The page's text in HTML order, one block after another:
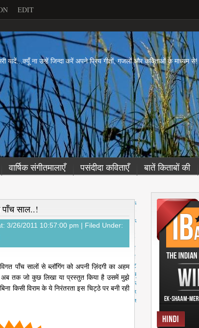
EDIT
यादें...क्यूँ ना उन्हें जिन्दा करें अपने प्रिय गीतों, गजलों और कविताओं के
वार्षिक संगीतमालाएँ पसंदीदा कविताएँ बातें किताबों की
साल..!
3/26/2011 10:57:00 pm | Filed Under:
पाँच सालों से ब्लॉगिंग को अपनी ज़िंदगी का अहम
अब तक जो कुछ लिखा या प्रस्तुत किया है उसमें मुझे
किसी विराम के ये निरंतरता इस चिट्ठे पर बनी रही
नई
स्ट
नी
पो
स्ट
मु
ख्य
पृ
ष्ठ